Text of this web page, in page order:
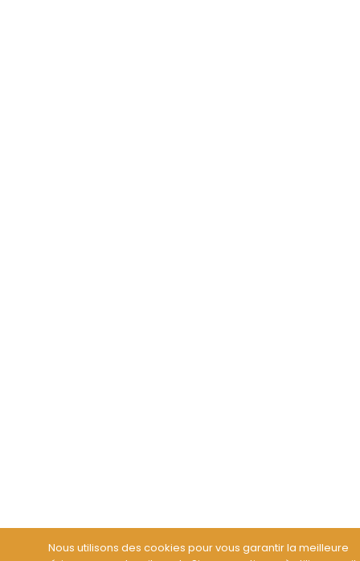
Nous utilisons des cookies pour vous garantir la meilleure